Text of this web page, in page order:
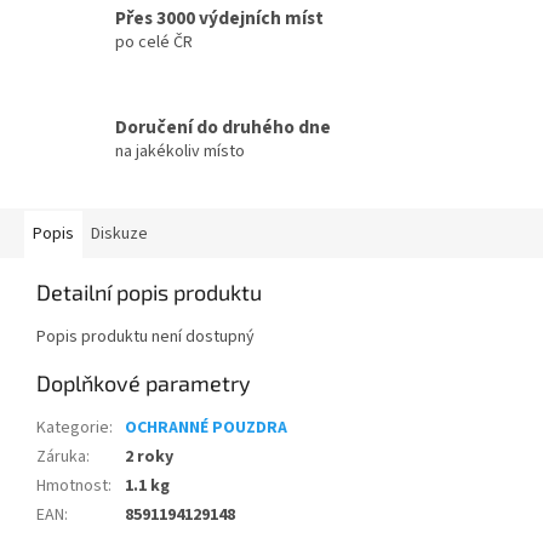
Přes 3000 výdejních míst
po celé ČR
Doručení do druhého dne
na jakékoliv místo
Popis Diskuze
Detailní popis produktu
Popis produktu není dostupný
Doplňkové parametry
Kategorie: OCHRANNÉ POUZDRA
Záruka:
2 roky
Hmotnost:
1.1 kg
EAN: 8591194129148